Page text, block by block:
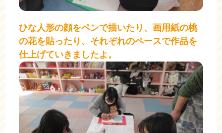
ひな人形の顔をペンで描いたり、画用紙の桃
の花を貼ったり、それぞれのペースで作品を
仕上げていきましたよ。